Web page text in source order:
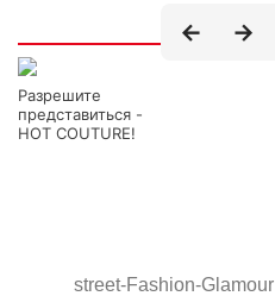
Разрешите
представиться -
HOT COUTURE!
street-Fashion-Glamour